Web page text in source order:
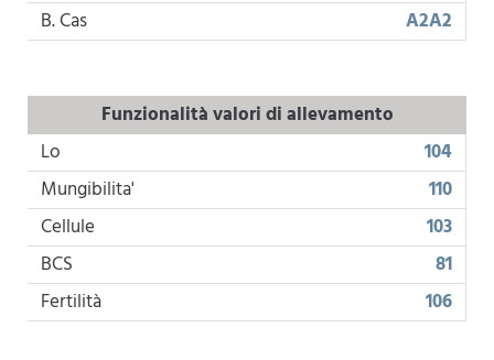
B. Cas
A2A2
Funzionalità valori di allevamento
Lo
104
Mungibilita'
110
Cellule
103
BCS
81
Fertilità
106